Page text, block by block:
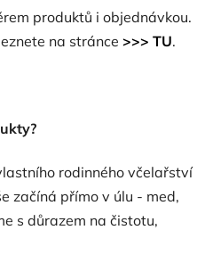
produktů i objednávkou.
na stránce >>> TU.
rodinného včelařství
začíná přímo v úlu - med,
s důrazem na čistotu,